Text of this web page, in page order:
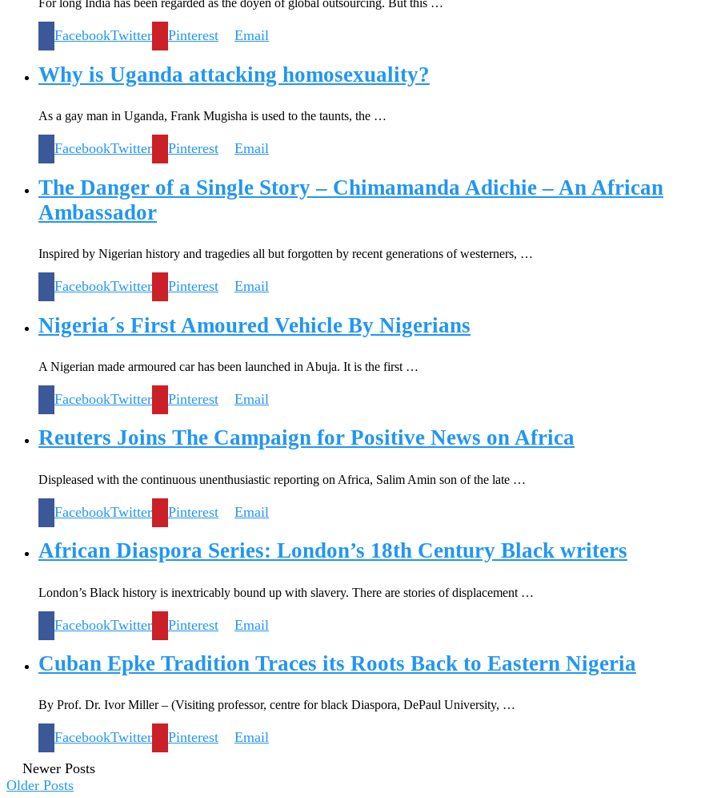
For long India has been regarded as the doyen of global outsourcing. But this …
FacebookTwitter Pinterest Email
Why is Uganda attacking homosexuality?
As a gay man in Uganda, Frank Mugisha is used to the taunts, the …
FacebookTwitter Pinterest Email
The Danger of a Single Story – Chimamanda Adichie – An African
Ambassador
Inspired by Nigerian history and tragedies all but forgotten by recent generations of westerners, …
FacebookTwitter Pinterest Email
Nigeria´s First Amoured Vehicle By Nigerians
A Nigerian made armoured car has been launched in Abuja. It is the first …
FacebookTwitter Pinterest Email
Reuters Joins The Campaign for Positive News on Africa
Displeased with the continuous unenthusiastic reporting on Africa, Salim Amin son of the late …
FacebookTwitter Pinterest Email
African Diaspora Series: London’s 18th Century Black writers
London’s Black history is inextricably bound up with slavery. There are stories of displacement …
FacebookTwitter Pinterest Email
Cuban Epke Tradition Traces its Roots Back to Eastern Nigeria
By Prof. Dr. Ivor Miller – (Visiting professor, centre for black Diaspora, DePaul University, …
FacebookTwitter Pinterest
Email
Newer Posts
Older Posts